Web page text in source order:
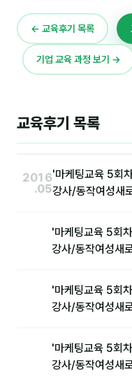
윤석현
은종성
이상미
이옥겸
이인우
임아라
← 교육후기 목록
기업 교육 과정 보기 →
교육후기 목록
2016
.05
'마케팅교육 5회
강사/동작여성새
'마케팅교육 5회
강사/동작여성새
'마케팅교육 5회
강사/동작여성새
'마케팅교육 5회
강사/동작여성새